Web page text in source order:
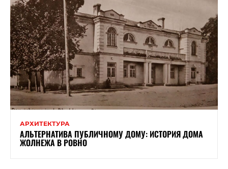
АРХИТЕКТУРА
АЛЬТЕРНАТИВА ПУБЛИЧНОМУ ДОМУ: ИСТОРИЯ ДОМА
ЖОЛНЕЖА В РОВНО